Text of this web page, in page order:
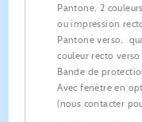
Pantone, 2
ou impression
Pantone verso,
couleur recto verso
Bande de
Avec fenêtre en
(nous contacter